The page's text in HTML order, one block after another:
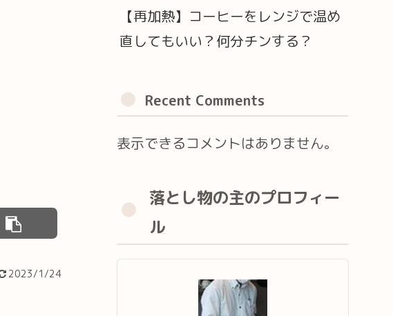
2023/1/24
【再加熱】コーヒーをレンジで温め
直してもいい？何分チンする？
Recent Comments
表示できるコメントはありません。
落とし物の主のプロフィー
ル